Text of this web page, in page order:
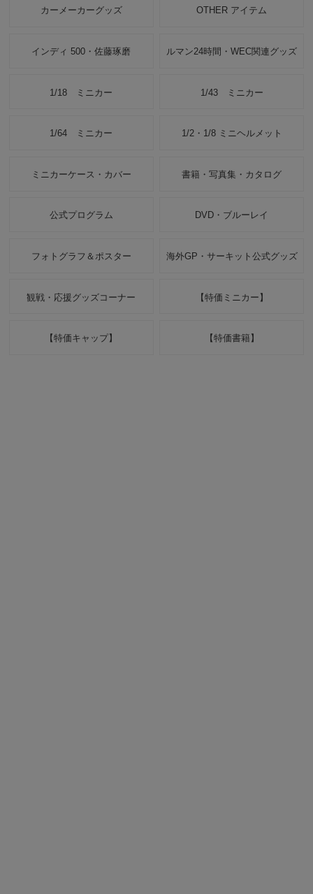
カーメーカーグッズ OTHER アイテム
インディ 500・佐藤琢磨 ルマン24時間・WEC関連グッズ
1/18 ミニカー 1/43 ミニカー
1/64 ミニカー 1/2・1/8 ミニヘルメット
ミニカーケース・カバー 書籍・写真集・カタログ
公式プログラム DVD・ブルーレイ
フォトグラフ＆ポスター 海外GP・サーキット公式グッズ
観戦・応援グッズコーナー 【特価ミニカー】
【特価キャップ】 【特価書籍】